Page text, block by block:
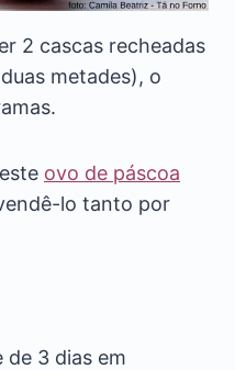
2 cascas recheadas
metades), o
ovo de páscoa
lo tanto por
de 3 dias em